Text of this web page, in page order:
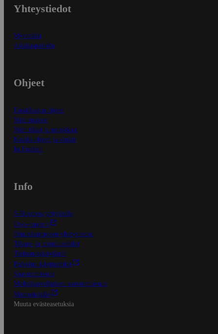
Yhteystiedot
Myymälät
Asiakaspalvelu
Ohjeet
Ensitilaajan ohjeet
Näin maksat
Näin tilaat ja muokkaat
Kaikki ohjeet ja vinkit
In English
Info
S-Business yrityksille
Oiva-raportit
Osuuskauppojen yhteystiedot
Tilaus- ja toimitusehdot
Tietosuojakäytäntö
Palvelun käyttöehdot
Saavutettavuus
Mobiilisovelluksen saavutettavuus
Mainostajalle
Muuta evästeasetuksia